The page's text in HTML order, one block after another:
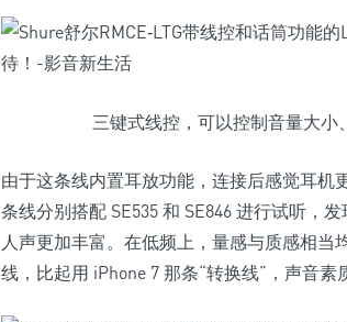
三键式线控，可以控制音量大
由于这条线内置耳放功能，连接后感觉耳机
条线分别搭配 SE535 和 SE846 进行试听，
人声更加丰富。在低频上，量感与质感相
线，比起用 iPhone 7 那条“转换线”，声音素